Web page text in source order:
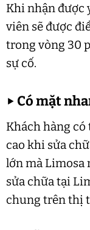
Khi nhận được
viên sẽ được
trong vòng 30
sự cố.
▶ Có mặt
Khách hàng có
cao khi sửa
lớn mà Limosa
sửa chữa tại
chung trên thị